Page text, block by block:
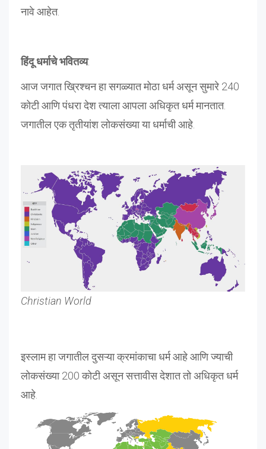
नावे आहेत.
हिंदू धर्माचे भवितव्य:
आज जगात ख्रिश्चन हा सगळ्यात मोठा धर्म असून सुमारे 240
कोटी आणि पंधरा देश त्याला आपला अधिकृत धर्म मानतात.
जगातील एक तृतीयांश लोकसंख्या या धर्माची आहे.
Christian World
इस्लाम हा जगातील दुसऱ्या क्रमांकाचा धर्म आहे आणि ज्याची
लोकसंख्या 200 कोटी असून सत्तावीस देशात तो अधिकृत धर्म
आहे.